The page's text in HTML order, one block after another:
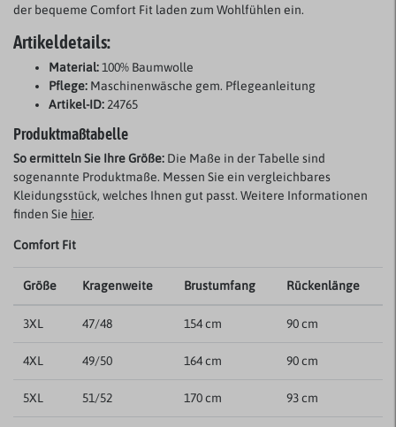
der bequeme Comfort Fit laden zum Wohlfühlen ein.
Artikeldetails:
Material:100% Baumwolle
Pflege: Maschinenwäsche gem. Pflegeanleitung
Artikel-ID:24765
Produktmaßtabelle
So ermitteln Sie Ihre Größe: Die Maße in der Tabelle sind
sogenannte Produktmaße. Messen Sie ein vergleichbares
Kleidungsstück, welches Ihnen gut passt. Weitere Informationen
finden Sie hier.
Comfort Fit
Größe Kragenweite Brustumfang Rückenlänge
3XL 47/48 154 cm 90 cm
4XL 49/50 164 cm 90 cm
5XL 51/52 170 cm 93 cm